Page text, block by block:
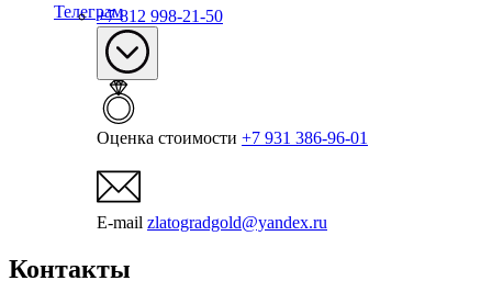
Телеграм+7 812 998-21-50
Оценка стоимости +7 931 386-96-01
E-mail zlatogradgold@yandex.ru
Контакты